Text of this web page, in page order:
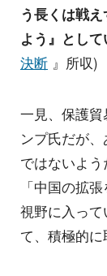
う長くは戦
よう』とし
決断 』所収)
一見、保護
ンプ氏だが
ではないよう
「中国の拡
視野に入っ
て、積極的に